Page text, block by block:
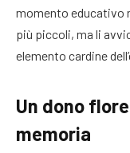
momento educativo
più piccoli, ma li
elemento cardine
Un dono
memoria